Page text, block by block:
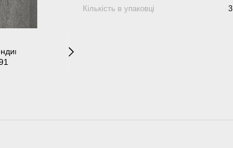
Кількість в упаковці
3